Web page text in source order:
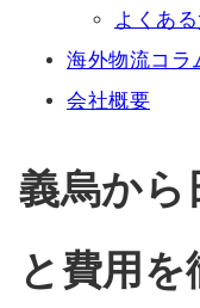
よくあ
海外物流コラ
会社概要
義烏から
と費用